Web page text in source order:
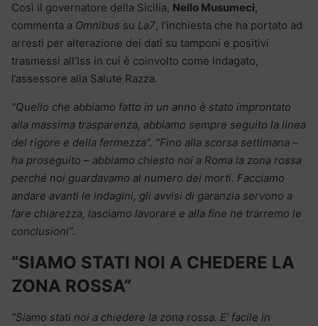
Così il governatore della Sicilia, Nello Musumeci,
commenta a Omnibus su La7, l’inchiesta che ha portato ad
arresti per alterazione dei dati su tamponi e positivi
trasmessi all’Iss in cui è coinvolto come indagato,
l’assessore alla Salute Razza.
“Quello che abbiamo fatto in un anno è stato improntato
alla massima trasparenza, abbiamo sempre seguito la linea
del rigore e della fermezza”. “Fino alla scorsa settimana –
ha proseguito – abbiamo chiesto noi a Roma la zona rossa
perché noi guardavamo al numero dei morti. Facciamo
andare avanti le indagini, gli avvisi di garanzia servono a
fare chiarezza, lasciamo lavorare e alla fine ne trarremo le
conclusioni”.
“SIAMO STATI NOI A CHEDERE LA
ZONA ROSSA”
“Siamo stati noi a chiedere la zona rossa. E’ facile in